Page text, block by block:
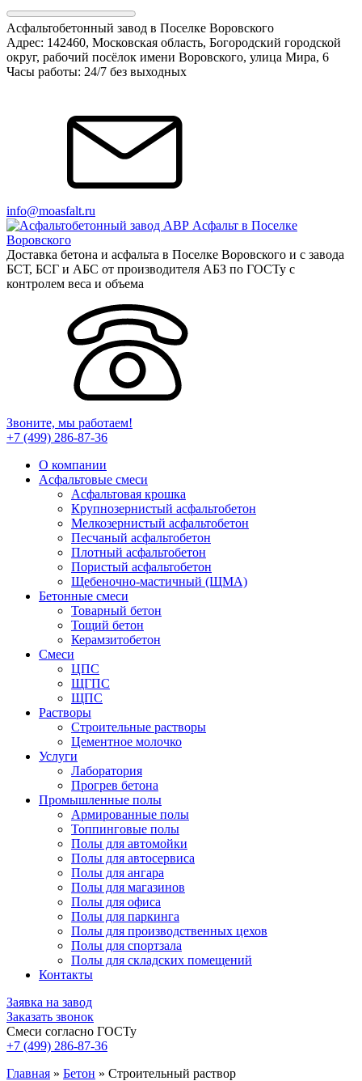
Асфальтобетонный завод в Поселке Воровского
Адрес: 142460, Московская область, Богородский городской
округ, рабочий посёлок имени Воровского, улица Мира, 6
Часы работы: 24/7 без выходных
info@moasfalt.ru
Доставка бетона и асфальта в Поселке Воровского и с завода
БСТ, БСГ и АБС от производителя АБЗ по ГОСТу с
контролем веса и объема
Звоните, мы работаем!
+7 (499) 286-87-36
О компании
Асфальтовые смеси
Асфальтовая крошка
Крупнозернистый асфальтобетон
Мелкозернистый асфальтобетон
Песчаный асфальтобетон
Плотный асфальтобетон
Пористый асфальтобетон
Щебеночно-мастичный (ЩМА)
Бетонные смеси
Товарный бетон
Тощий бетон
Керамзитобетон
Смеси
ЦПС
ЩГПС
ЩПС
Растворы
Строительные растворы
Цементное молочко
Услуги
Лаборатория
Прогрев бетона
Промышленные полы
Армированные полы
Топпинговые полы
Полы для автомойки
Полы для автосервиса
Полы для ангара
Полы для магазинов
Полы для офиса
Полы для паркинга
Полы для производственных цехов
Полы для спортзала
Полы для складских помещений
Контакты
Заявка на завод
Заказать звонок
Смеси согласно ГОСТу
+7 (499) 286-87-36
Главная » Бетон » Строительный раствор